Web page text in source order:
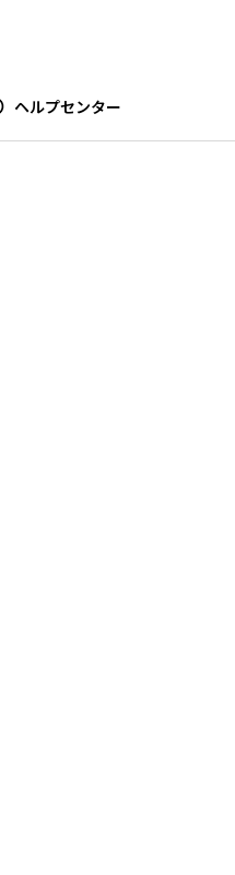
ヘルプセンター